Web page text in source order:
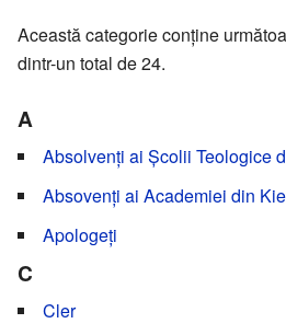
Această categorie conține
dintr-un total de 24.
A
Absolvenți ai Școlii Teologice
Absovenți ai Academiei din
Apologeți
C
Cler